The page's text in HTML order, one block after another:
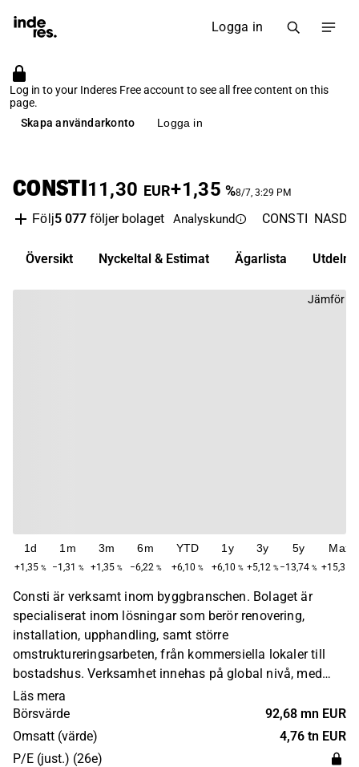
Logga in
Log in to your Inderes Free account to see all free content on this
page.
Skapa användarkonto
Logga in
CONSTI11,30 EUR+1,35 %8/7, 3:29 PM
Följ5 077 följer bolaget Analyskund CONSTI
Översikt Nyckeltal & Estimat Ägarlista
Jämför
1d
+1,35 %
1m
−1,31 %
3m
+1,35 %
6m
−6,22 %
YTD
+6,10 %
1y
+6,10 %
3y
+5,12 %
5y
−13,74 %
Max
+15,31
Consti är verksamt inom byggbranschen. Bolaget är
specialiserat inom lösningar som berör renovering,
installation, upphandling, samt större
omstruktureringsarbeten, från kommersiella lokaler till
bostadshus. Verksamhet innehas på global nivå, med
störst närvaro inom den nordiska marknaden. Kunderna
består av små- och medelstora företagskunder samt
privata aktörer.
Läs mera
Börsvärde
92,68 mn EUR
Omsatt (värde)
4,76 tn EUR
P/E (just.) (26e)